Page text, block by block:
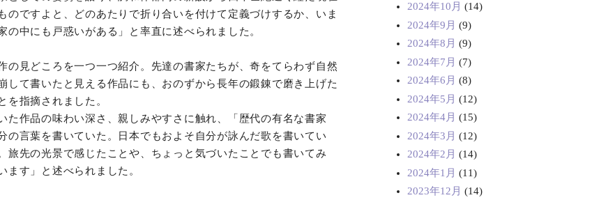
のですよと、どのあたりで折り合いを付けて定義づけするか、いま
の中にも戸惑いがある」と率直に述べられました。
の見どころを一つ一つ紹介。先達の書家たちが、奇をてらわず自然
して書いたと見える作品にも、おのずから長年の鍛錬で磨き上げた
を指摘されました。
た作品の味わい深さ、親しみやすさに触れ、「歴代の有名な書家
の言葉を書いていた。日本でもおよそ自分が詠んだ歌を書いてい
旅先の光景で感じたことや、ちょっと気づいたことでも書いてみ
ます」と述べられました。
2024年10月 (14)
2024年9月 (9)
2024年8月 (9)
2024年7月 (7)
2024年6月 (8)
2024年5月 (12)
2024年4月 (15)
2024年3月 (12)
2024年2月 (14)
2024年1月 (11)
2023年12月 (14)